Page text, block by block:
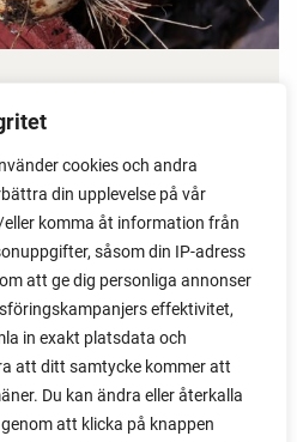
cookies och andra
din upplevelse på vår
komma åt information från
såsom din IP-adress
att ge dig personliga annonser
effektivitet,
in exakt platsdata och
att ditt samtycke kommer att
Du kan ändra eller återkalla
att klicka på knappen
skörd
lök från frö. Följ min sådd
om hur du sår, skolar
egen lök.